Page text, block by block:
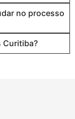
no processo
Curitiba?